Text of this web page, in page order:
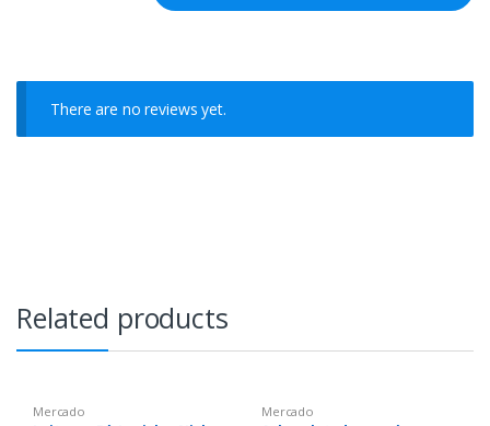
There are no reviews yet.
Related products
Mercado Mercado